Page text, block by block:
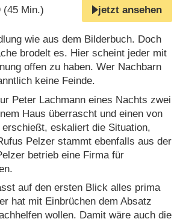
(45 Min.) jetzt ansehen
wie aus dem Bilderbuch. Doch
brodelt es. Hier scheint jeder mit
offen zu haben. Wer Nachbarn
keine Feinde.
Peter Lachmann eines Nachts zwei
Haus überrascht und einen von
erschießt, eskaliert die Situation,
Pelzer stammt ebenfalls aus der
betrieb eine Firma für
auf den ersten Blick alles prima
hat mit Einbrüchen dem Absatz
wollen. Damit wäre auch die